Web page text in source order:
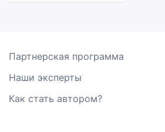
Партнерская программа
Наши эксперты
Как стать автором?